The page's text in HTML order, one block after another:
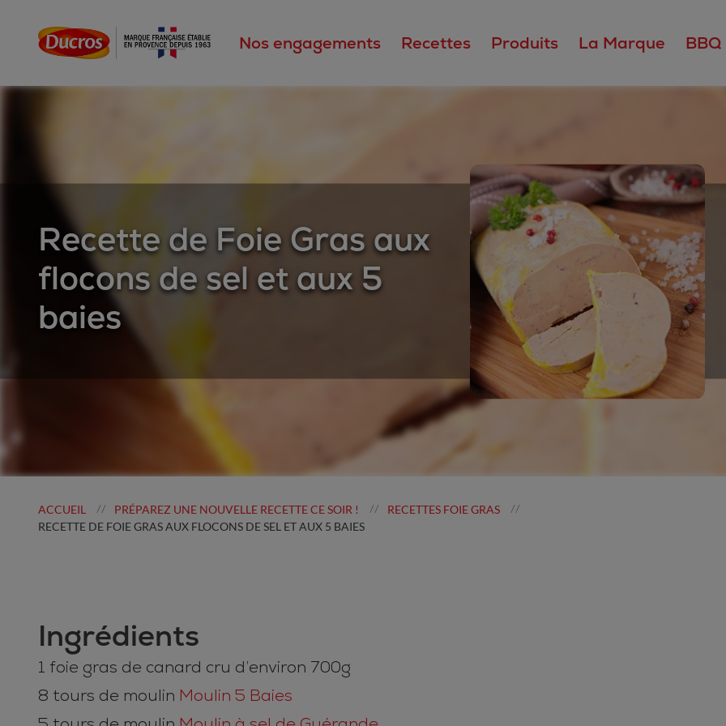
Nos engagements Recettes Produits La Marque BBQ
Recette de Foie Gras aux
flocons de sel et aux 5
baies
ACCUEIL // PRÉPAREZ UNE NOUVELLE RECETTE CE SOIR ! // RECETTES FOIE GRAS //
RECETTE DE FOIE GRAS AUX FLOCONS DE SEL ET AUX 5 BAIES
Ingrédients
1 foie gras de canard cru d’environ 700g
8 tours de moulin Moulin 5 Baies